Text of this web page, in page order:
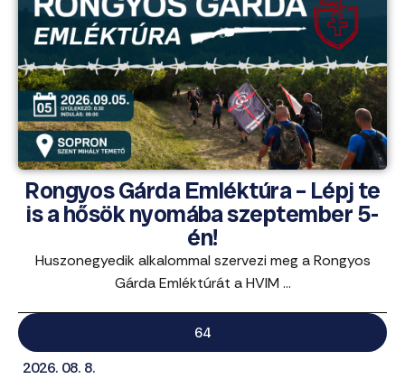
Rongyos Gárda Emléktúra – Lépj te
is a hősök nyomába szeptember 5-
én!
Huszonegyedik alkalommal szervezi meg a Rongyos
Gárda Emléktúrát a HVIM ...
64
2026. 08. 8.